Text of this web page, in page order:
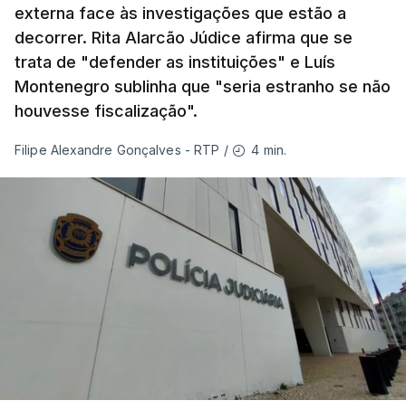
afirmou que tem transmitido a necessidade
de se melhorar "a prevenção e a capacidade
de resposta” no combate aos incêndios e
lembrou que o relatório da Comissão Técnica
Independente, que avaliou os incêndios de
ficou por fazer depois dos relatórios
anteriores, dos incêndios de 2017”.
Montenegro frisou ainda que "este ano temos o
maior dispositivo especial de combater a
incêndios rurais de sempre"e salientou as
parcerias com os países que colaboram no
Mecanismo Europeu de Proteção Civil.
externa face às investigações que estão a
decorrer. Rita Alarcão Júdice afirma que se
trata de "defender as instituições" e Luís
Montenegro sublinha que "seria estranho se não
houvesse fiscalização".
Filipe Alexandre Gonçalves - RTP / 4 min.